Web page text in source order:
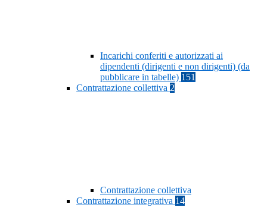
Incarichi conferiti e autorizzati ai
dipendenti (dirigenti e non dirigenti) (da
pubblicare in tabelle) 151
Contrattazione collettiva 2
Contrattazione collettiva
Contrattazione integrativa 14